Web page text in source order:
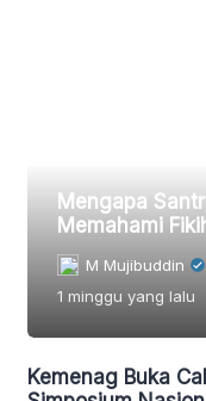
Mengapa
Memahami
M Mujibuddin
1 minggu yang lalu
Kemenag Buka